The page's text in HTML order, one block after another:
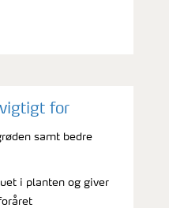
for
samt bedre
i planten og giver